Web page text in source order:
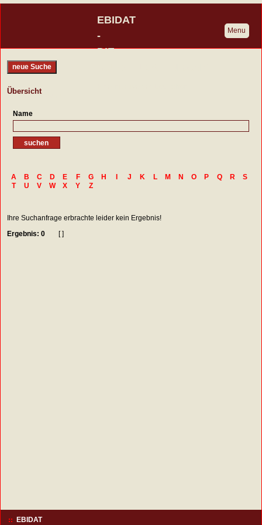
EBIDAT
-
DIE
Burgenvereinigung
Menu
neue Suche
Übersicht
Name
A B C D E F G H J K L M N O P Q R
S
T
U V W X Y Z
Ihre Suchanfrage erbrachte leider kein Ergebnis!
Ergebnis: 0
[ ]
EBIDAT